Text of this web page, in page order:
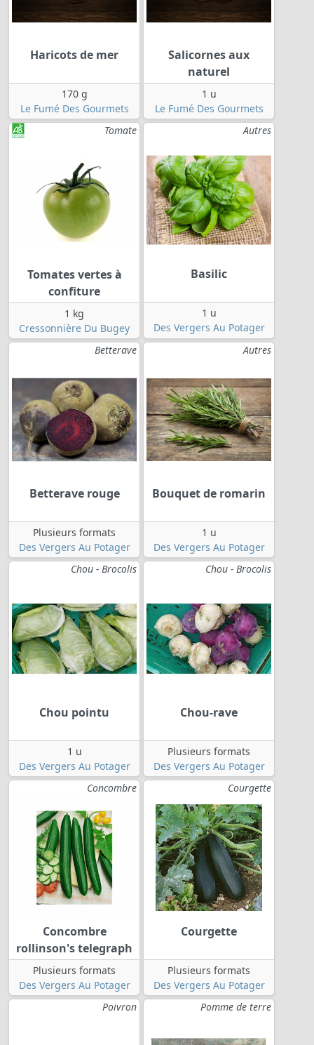
Haricots de mer
170 g
Le Fumé Des Gourmets
Salicornes aux
naturel
1 u
Le Fumé Des Gourmets
Tomate
Tomates vertes à
confiture
1 kg
Cressonnière Du Bugey
Autres
Basilic
1 u
Des Vergers Au Potager
Betterave
Betterave rouge
Plusieurs formats
Des Vergers Au Potager
Autres
Bouquet de romarin
1 u
Des Vergers Au Potager
Chou - Brocolis
Chou pointu
1 u
Des Vergers Au Potager
Chou - Brocolis
Chou-rave
Plusieurs formats
Des Vergers Au Potager
Concombre
Concombre
rollinson's telegraph
Plusieurs formats
Des Vergers Au Potager
Courgette
Courgette
Plusieurs formats
Des Vergers Au Potager
Poivron
Pomme de terre